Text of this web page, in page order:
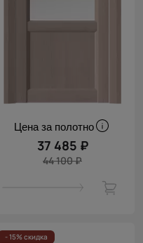
Цена за полотно
37 485 ₽
44 100 ₽
- 15% скидка